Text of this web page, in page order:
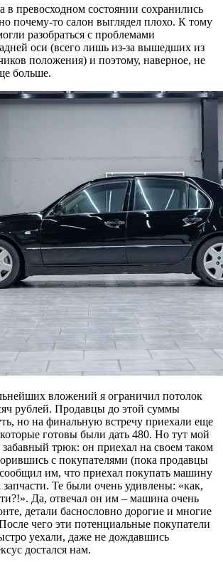
в превосходном состоянии сохранились
почему-то салон выглядел плохо. К тому
разобраться с проблемами
оси (всего лишь из-за вышедших из
положения) и поэтому, наверное, не
больше.
вложений я ограничил потолок
рублей. Продавцы до этой суммы
но на финальную встречу приехали еще
готовы были дать 480. Но тут мой
трюк: он приехал на своем таком
с покупателями (пока продавцы
им, что приехал покупать машину
Те были очень удивлены: «как,
Да, отвечал он им – машина очень
детали баснословно дорогие и многие
чего эти потенциальные покупатели
уехали, даже не дождавшись
достался нам.